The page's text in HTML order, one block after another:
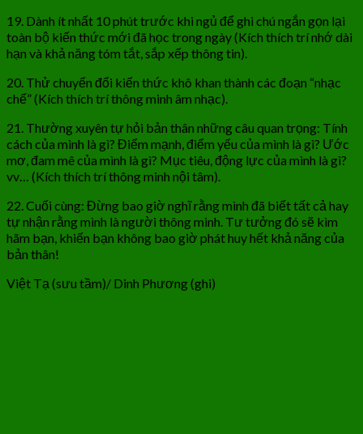
19. Dành ít nhất 10 phút trước khi ngủ để ghi chú ngắn gọn lại
toàn bộ kiến thức mới đã học trong ngày (Kích thích trí nhớ dài
hạn và khả năng tóm tắt, sắp xếp thông tin).
20. Thử chuyển đổi kiến thức khô khan thành các đoạn “nhạc
chế” (Kích thích trí thông minh âm nhạc).
21. Thường xuyên tự hỏi bản thân những câu quan trọng: Tính
cách của mình là gì? Điểm mạnh, điểm yếu của mình là gì? Ước
mơ, đam mê của mình là gì? Mục tiêu, động lực của mình là gì?
vv… (Kích thích trí thông minh nội tâm).
22. Cuối cùng: Đừng bao giờ nghĩ rằng mình đã biết tất cả hay
tự nhận rằng mình là người thông minh. Tư tưởng đó sẽ kìm
hãm bạn, khiến bạn không bao giờ phát huy hết khả năng của
bản thân!
Việt Tạ (sưu tầm)/ Dinh Phương (ghi)